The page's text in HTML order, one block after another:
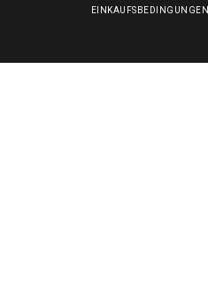
EINKAUFSBEDINGUNGEN